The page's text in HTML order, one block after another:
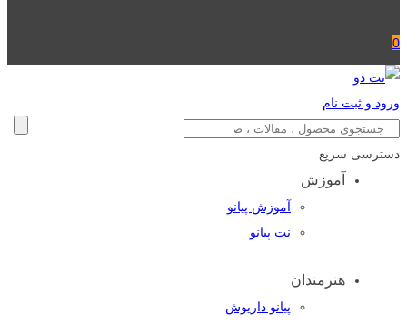
0
ورود و ثبت نام
دسترسی سریع
آموزش
آموزش پیانو
نت پیانو
هنرمندان
پیانو داریوش